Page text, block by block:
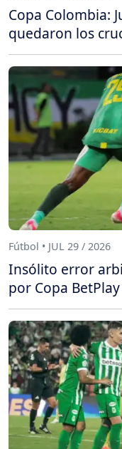
Copa Colombia:
quedaron los
Fútbol • JUL 29 / 2026
Insólito error
por Copa BetPlay